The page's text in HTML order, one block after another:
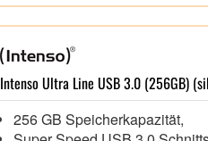
Intenso Ultra Line USB 3.0 (256GB)
256 GB Speicherkapazität,